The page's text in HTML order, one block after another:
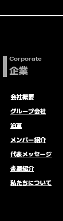
Corporate
企業
会社概要
グループ会社
沿革
メンバー紹介
代表メッセージ
書籍紹介
私たちについて